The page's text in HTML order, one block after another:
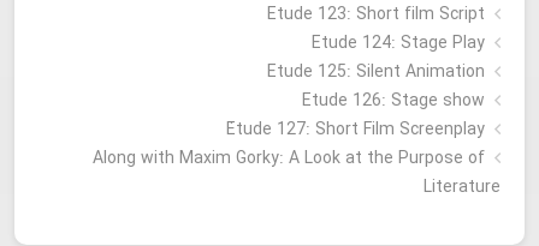
Etude 123: Short film Script
Etude 124: Stage Play
Etude 125: Silent Animation
Etude 126: Stage show
Étude 127: Short Film Screenplay
Along with Maxim Gorky: A Look at the Purpose of
Literature